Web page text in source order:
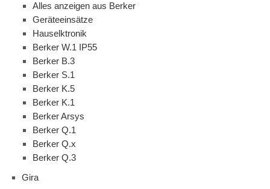
Alles anzeigen aus Berker
Geräteeinsätze
Hauselktronik
Berker W.1 IP55
Berker B.3
Berker S.1
Berker K.5
Berker K.1
Berker Arsys
Berker Q.1
Berker Q.x
Berker Q.3
Gira